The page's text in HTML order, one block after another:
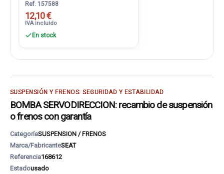
Ref. 157588
12,10 €
IVA incluido
En stock
SUSPENSIÓN Y FRENOS: SEGURIDAD Y ESTABILIDAD
BOMBA SERVODIRECCION: recambio de suspensión
o frenos con garantía
CategoríaSUSPENSION / FRENOS
Marca/FabricanteSEAT
Referencia168612
Estadousado